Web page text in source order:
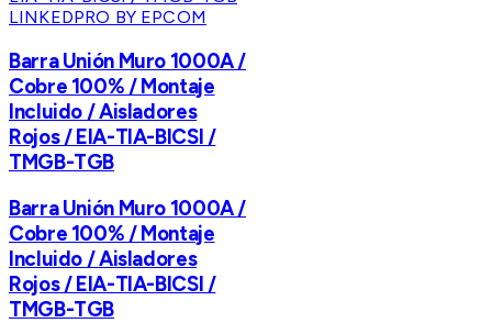
LINKEDPRO BY EPCOM
Barra Unión Muro 1000A /
Cobre 100% / Montaje
Incluido / Aisladores
Rojos / EIA-TIA-BICSI /
TMGB-TGB
Barra Unión Muro 1000A /
Cobre 100% / Montaje
Incluido / Aisladores
Rojos / EIA-TIA-BICSI /
TMGB-TGB